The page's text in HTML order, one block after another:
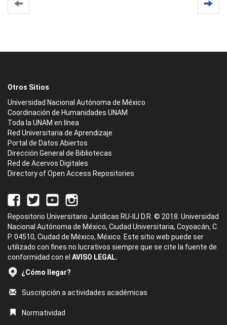
Otros Sitios
Universidad Nacional Autónoma de México
Coordinación de Humanidades UNAM
Toda la UNAM en línea
Red Universitaria de Aprendizaje
Portal de Datos Abiertos
Dirección General de Bibliotecas
Red de Acervos Digitales
Directory of Open Access Repositories
Repositorio Universitario Jurídicas RU-IIJ D.R. © 2018. Universidad
Nacional Autónoma de México, Ciudad Universitaria, Coyoacán, C.
P. 04510, Ciudad de México, México. Este sitio web puede ser
utilizado con fines no lucrativos siempre que se cite la fuente de
conformidad con el AVISO LEGAL.
¿Cómo llegar?
Suscripción a actividades académicas
Normatividad